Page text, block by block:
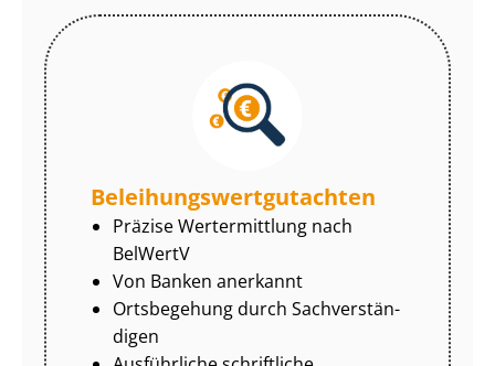
Be­lei­hungs­wert­gut­ach­ten
Präzise Wertermittlung nach
BelWertV
Von Banken anerkannt
Ortsbegehung durch Sach­ver­stän­
di­gen